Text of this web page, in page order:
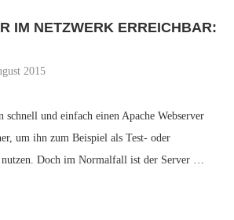
IM NETZWERK ERREICHBAR:
2015
und einfach einen Apache Webserver
um ihn zum Beispiel als Test- oder
nutzen. Doch im Normalfall ist der Server …